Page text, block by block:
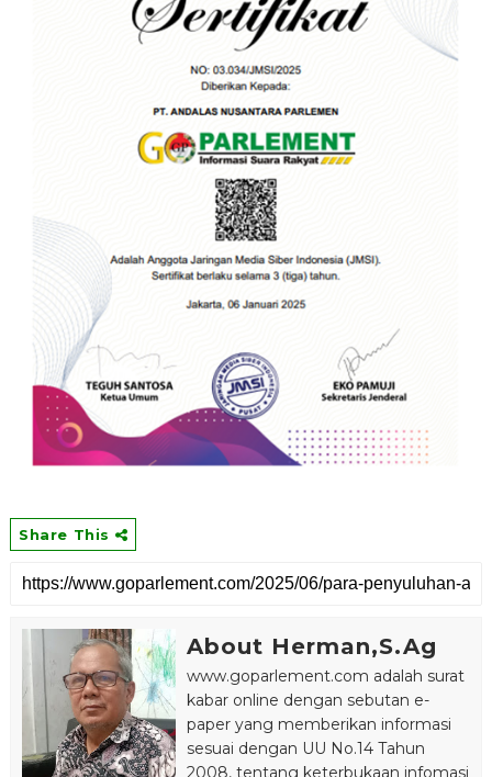
Share This
About Herman,S.Ag
www.goparlement.com adalah surat
kabar online dengan sebutan e-
paper yang memberikan informasi
sesuai dengan UU No.14 Tahun
2008, tentang keterbukaan infomasi